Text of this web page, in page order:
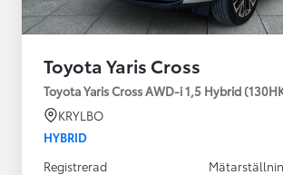
Toyota Yaris Cross
Toyota Yaris Cross AWD-i 1,5 Hybrid
KRYLBO
HYBRID
Registrerad